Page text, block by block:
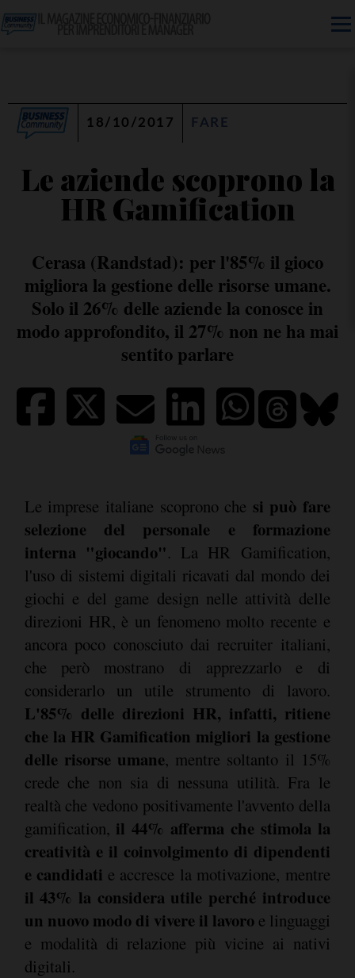
18/10/2017 FARE
Le aziende scoprono la
HR Gamification
Cerasa (Randstad): per l'85% il gioco
migliora la gestione delle risorse umane.
Solo il 26% delle aziende la conosce in
modo approfondito, il 27% non ne ha mai
sentito parlare
Le imprese italiane scoprono che si può fare
selezione del personale e formazione
interna "giocando". La HR Gamification,
l'uso di sistemi digitali ricavati dal mondo dei
giochi e del game design nelle attività delle
direzioni HR, è un fenomeno molto recente e
ancora poco conosciuto dai recruiter italiani,
che però mostrano di apprezzarlo e di
considerarlo un utile strumento di lavoro.
L'85% delle direzioni HR, infatti, ritiene
che la HR Gamification migliori la gestione
delle risorse umane, mentre soltanto il 15%
crede che non sia di nessuna utilità. Fra le
realtà che vedono positivamente l'avvento della
gamification, il 44% afferma che stimola la
creatività e il coinvolgimento di dipendenti
e candidati e accresce la motivazione, mentre
il 43% la considera utile perché introduce
un nuovo modo di vivere il lavoro e linguaggi
e modalità di relazione più vicine ai nativi
digitali.